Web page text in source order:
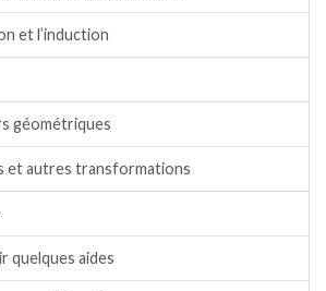
et l’induction
géométriques
et autres transformations
quelques aides